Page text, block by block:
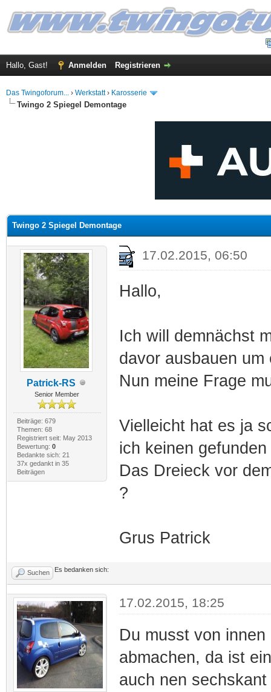
Hallo, Gast! Anmelden Registrieren
Das Twingoforum... › Werkstatt› Karosserie
Twingo 2 Spiegel Demontage
Twingo 2 Spiegel Demontage
Patrick-RS
Senior Member
Beiträge: 679
Themen: 68
Registriert seit: May 2013
Bewertung: 0
Bedankte sich: 21
37x gedankt in 35
Beiträgen
17.02.2015, 06:50
Hallo,
Ich will demnächst
davor ausbauen
Nun meine Frage
Vielleicht hat es ja
ich keinen
Das Dreieck vor
?
Grus Patrick
Suchen Es bedanken sich:
17.02.2015, 18:25
Du musst von
abmachen, da ist
auch nen